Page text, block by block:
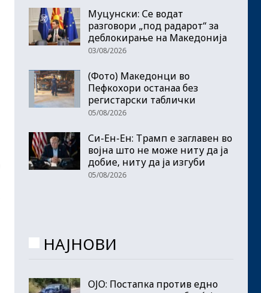
Муцунски: Се водат
разговори „под радарот“ за
деблокирање на Македонија
03/08/2026
(Фото) Македонци во
Пефкохори останаа без
регистарски таблички
05/08/2026
Си-Ен-Ен: Трамп е заглавен во
војна што не може ниту да ја
добие, ниту да ја изгуби
05/08/2026
НАЈНОВИ
ОЈО: Постапка против едно